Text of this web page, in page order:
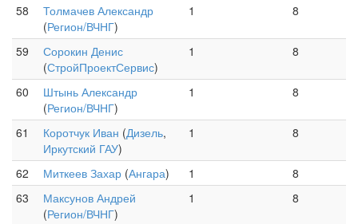
58
Толмачев Александр
(Регион/ВЧНГ)
1 8
59
Сорокин Денис
(СтройПроектСервис)
1 8
60
Штынь Александр
(Регион/ВЧНГ)
1 8
61 Коротчук Иван (Дизель,
Иркутский ГАУ)
1 8
62 Миткеев Захар (Ангара) 1
8
63
Максунов Андрей
(Регион/ВЧНГ)
1 8